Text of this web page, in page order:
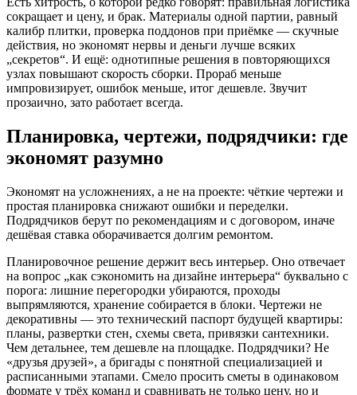
сокращает и цену, и брак. Материалы одной партии, равный
калибр плитки, проверка поддонов при приёмке — скучные
действия, но экономят нервы и деньги лучше всяких
„секретов“. И ещё: однотипные решения в повторяющихся
узлах повышают скорость сборки. Прораб меньше
импровизирует, ошибок меньше, итог дешевле. Звучит
прозаично, зато работает всегда.
Планировка, чертежи, подрядчики: где
экономят разумно
Экономят на усложнениях, а не на проекте: чёткие чертежи и
простая планировка снижают ошибки и переделки.
Подрядчиков берут по рекомендациям и с договором, иначе
дешёвая ставка оборачивается долгим ремонтом.
Планировочное решение держит весь интерьер. Оно отвечает
на вопрос „как сэкономить на дизайне интерьера“ буквально с
порога: лишние перегородки убираются, проходы
выпрямляются, хранение собирается в блоки. Чертежи не
декоративны — это технический паспорт будущей квартиры:
планы, развертки стен, схемы света, привязки сантехники.
Чем детальнее, тем дешевле на площадке. Подрядчики? Не
«друзья друзей», а бригады с понятной специализацией и
расписанными этапами. Смело просить сметы в одинаковом
формате у трёх команд и сравнивать не только цену, но и